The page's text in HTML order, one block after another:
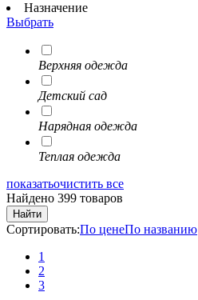
Назначение
Выбрать
Верхняя одежда
Детский сад
Нарядная одежда
Теплая одежда
показатьочистить все
Найдено 399 товаров
Найти
Сортировать:По ценеПо названию
1
2
3